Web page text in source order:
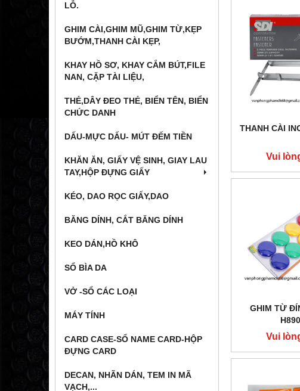
LỖ.
GHIM CÀI,GHIM MŨ,GHIM TỪ,KẸP
BƯỚM,THANH CÀI KẸP,
KHAY HỒ SƠ, KHAY CẮM BÚT,FILE
NAN, CẶP TÀI LIỆU,
THẺ,DÂY ĐEO THẺ, BIỂN TÊN, BIỂN
CHỨC DANH
DẤU-MỰC DẤU- MÚT ĐẾM TIỀN
KHĂN ĂN, GIẤY VỆ SINH, GIAY LAU
TAY,HỘP ĐỰNG GIẤY
KÉO, DAO RỌC GIẤY,DAO
BĂNG DÍNH, CẮT BĂNG DÍNH
KEO DÁN,HỒ KHÔ
SỔ BÌA DA
VỞ -SỔ CÁC LOẠI
MÁY TÍNH
CARD CASE-SỔ NAME CARD-HỘP
ĐỰNG CARD
DECAN, NHÃN DÁN, TEM IN MÃ
VẠCH,...
THANH CÀI
Vui
GHIM TỪ
Vui